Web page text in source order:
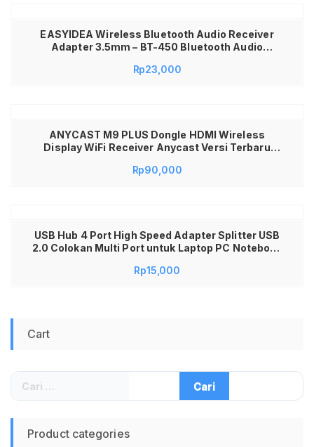
EASYIDEA Wireless Bluetooth Audio Receiver
Adapter 3.5mm – BT-450 Bluetooth Audio
Music Adapter Rechargeable Bisa Dicas Ulang
Rp23,000
ANYCAST M9 PLUS Dongle HDMI Wireless
Display WiFi Receiver Anycast Versi Terbaru
iPhone Laptop Sambungan Proyektor & TV LED
Rp90,000
USB Hub 4 Port High Speed Adapter Splitter USB
2.0 Colokan Multi Port untuk Laptop PC Notebook
Keyboard Mouse Flashdisk Printer Sambungan
Rp15,000
Cart
Cari
untuk:
Product categories